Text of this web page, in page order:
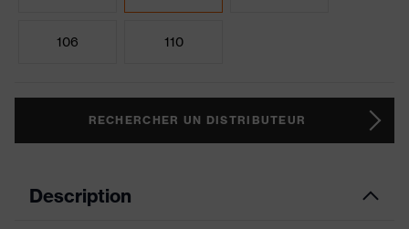
106 110
RECHERCHER UN DISTRIBUTEUR
Description